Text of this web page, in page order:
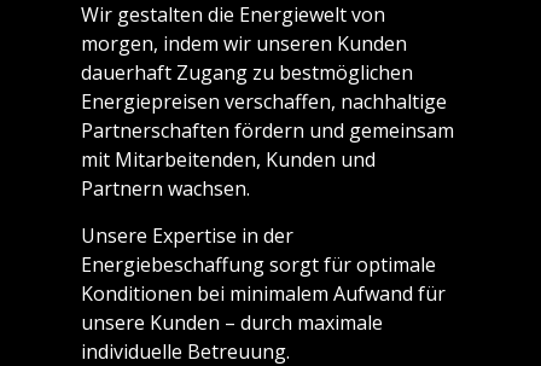
Wir gestalten die Energiewelt von
morgen, indem wir unseren Kunden
dauerhaft Zugang zu bestmöglichen
Energiepreisen verschaffen, nachhaltige
Partnerschaften fördern und gemeinsam
mit Mitarbeitenden, Kunden und
Partnern wachsen.
Unsere Expertise in der
Energiebeschaffung sorgt für optimale
Konditionen bei minimalem Aufwand für
unsere Kunden – durch maximale
individuelle Betreuung.